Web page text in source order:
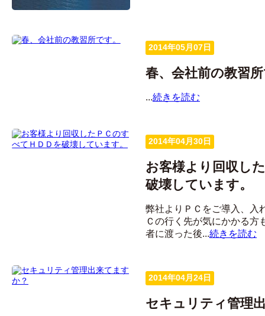
2014年05月07日
春、会社前の教習
...続きを読む
2014年04月30日
お客様より回収し
破壊しています。
弊社よりＰＣをご導入、入
Ｃの行く先が気にかかる
者に渡った後...続きを読む
2014年04月24日
セキュリティ管理